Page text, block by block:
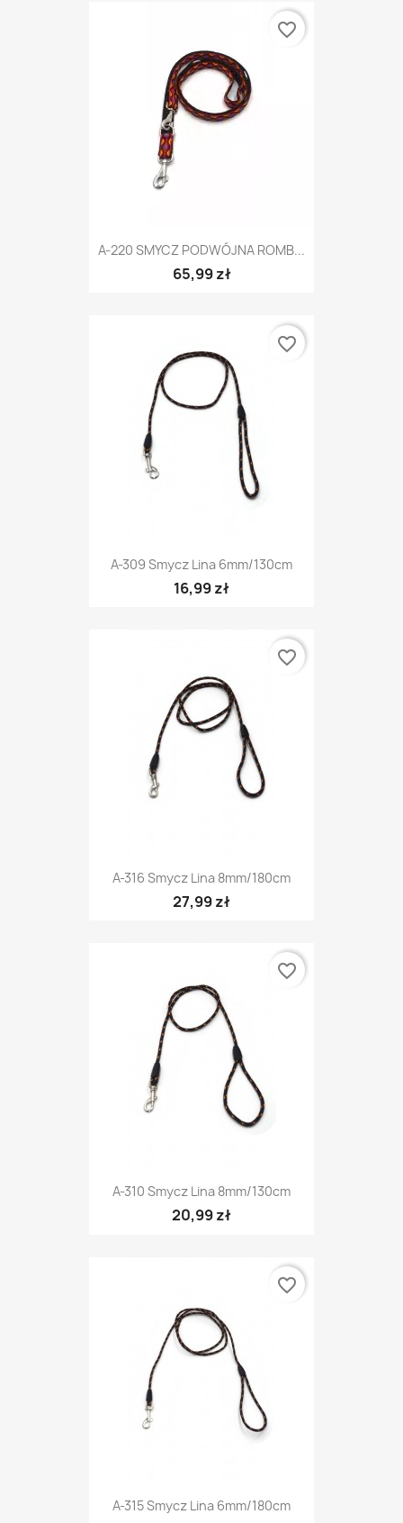
A-220 SMYCZ PODWÓJNA ROMB...
65,99 zł
favorite_border
A-309 Smycz Lina 6mm/130cm
16,99 zł
favorite_border
A-316 Smycz Lina 8mm/180cm
27,99 zł
favorite_border
A-310 Smycz Lina 8mm/130cm
20,99 zł
favorite_border
A-315 Smycz Lina 6mm/180cm
favorite_border